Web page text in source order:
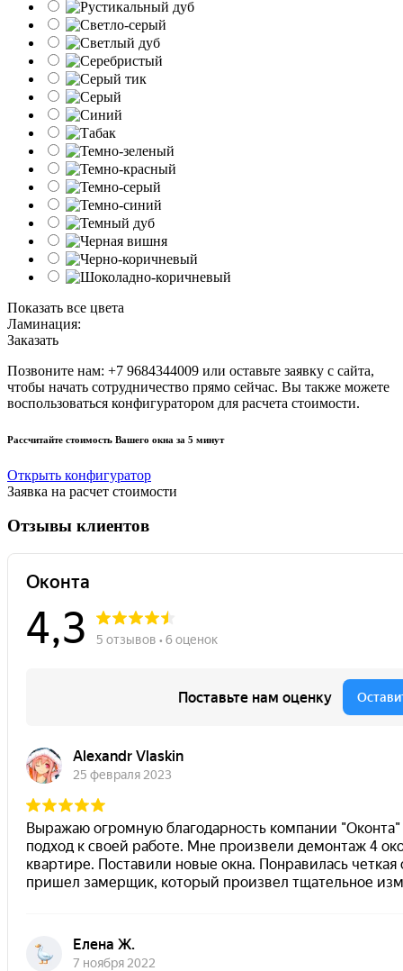
Показать все цвета
Ламинация:
Заказать
Позвоните нам: +7 9684344009 или оставьте заявку с сайта,
чтобы начать сотрудничество прямо сейчас. Вы также можете
воспользоваться конфигуратором для расчета стоимости.
Рассчитайте стоимость Вашего окна за 5 минут
Открыть конфигуратор
Заявка на расчет стоимости
Отзывы клиентов